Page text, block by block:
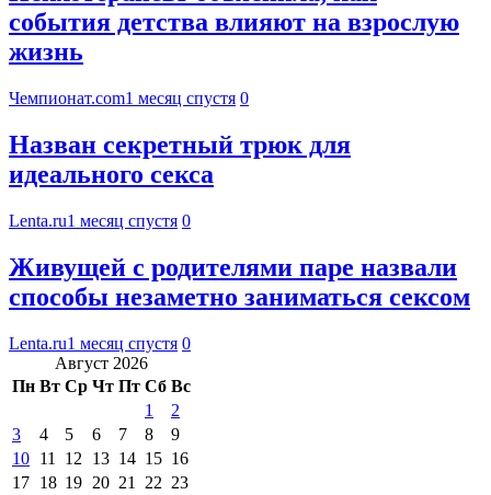
события детства влияют на взрослую
жизнь
Чемпионат.com1 месяц спустя 0
Назван секретный трюк для
идеального секса
Lenta.ru1 месяц спустя 0
Живущей с родителями паре назвали
способы незаметно заниматься сексом
Lenta.ru1 месяц спустя 0
Август 2026
Пн Вт Ср Чт Пт Сб Вс
1
2
3
4 5 6 7 8
9
10 11 12 13 14 15 16
17 18 19 20 21 22 23